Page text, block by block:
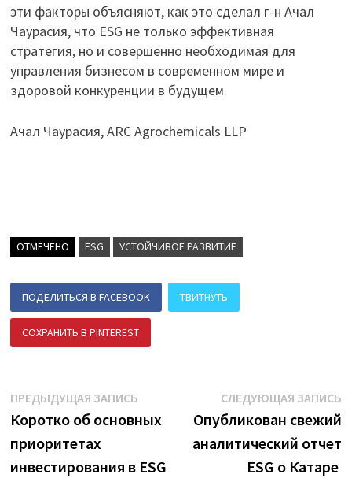
эти факторы объясняют, как это сделал г-н Ачал
Чаурасия, что ESG не только эффективная
стратегия, но и совершенно необходимая для
управления бизнесом в современном мире и
здоровой конкуренции в будущем.
Ачал Чаурасия, ARC Agrochemicals LLP
ОТМЕЧЕНО ESG УСТОЙЧИВОЕ РАЗВИТИЕ
ПОДЕЛИТЬСЯ В FACEBOOK ТВИТНУТЬ
СОХРАНИТЬ В PINTEREST
Навигация
по
записям
ПРЕДЫДУЩАЯ ЗАПИСЬПредыдущая
запись:
Коротко об основных
приоритетах
инвестирования в ESG
СЛЕДУЮЩАЯ ЗАПИСЬ
Опубликован свежий
аналитический отчет
ESG о Катаре